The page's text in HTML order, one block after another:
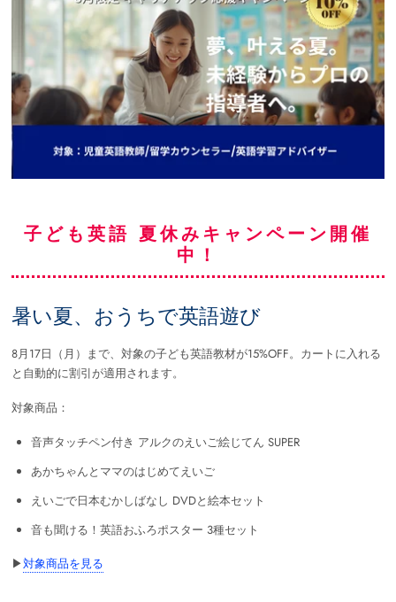
子ども英語 夏休みキャンペーン開催
中！
暑い夏、おうちで英語遊び
8月17日（月）まで、対象の子ども英語教材が15%OFF。カートに入れる
と自動的に割引が適用されます。
対象商品：
音声タッチペン付き アルクのえいご絵じてん SUPER
あかちゃんとママのはじめてえいご
えいごで日本むかしばなし DVDと絵本セット
音も聞ける！英語おふろポスター 3種セット
▶対象商品を見る